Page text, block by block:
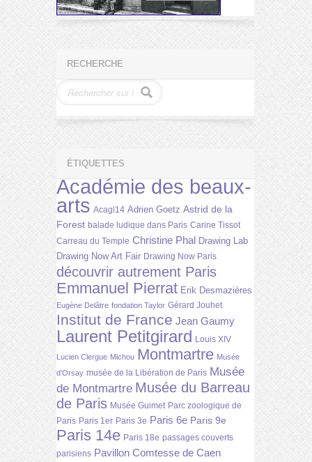
RECHERCHE
ÉTIQUETTES
Académie des beaux-
arts Acagl14 Adrien Goetz Astrid de la
Forest balade ludique dans Paris Carine Tissot
Carreau du Temple Christine Phal Drawing Lab
Drawing Now Art Fair Drawing Now Paris
découvrir autrement Paris
Emmanuel Pierrat Erik Desmazières
Eugène Delâtre fondation Taylor Gérard Jouhet
Institut de France Jean Gaumy
Laurent Petitgirard Louis XIV
Lucien Clergue Michou Montmartre Musée
d'Orsay musée de la Libération de Paris Musée
de Montmartre Musée du Barreau
de Paris Musée Guimet Parc zoologique de
Paris Paris 1er Paris 3e Paris 6e Paris 9e
Paris 14e Paris 18e passages couverts
parisiens Pavillon Comtesse de Caen